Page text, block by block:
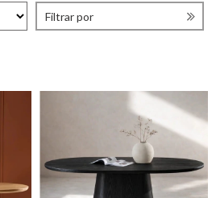
Filtrar por